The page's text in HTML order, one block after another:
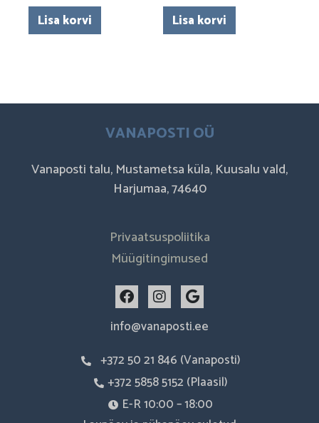
Lisa korvi Lisa korvi
VANAPOSTI OÜ
Vanaposti talu, Mustametsa küla, Kuusalu vald,
Harjumaa, 74640
Privaatsuspoliitika
Müügitingimused
F
a
c
e
o
o
k
I
n
s
t
g
r
a
m
G
o
o
g
e
info@vanaposti.ee
+372 50 21 846 (Vanaposti)
+372 5858 5152 (Plaasil)
E-R 10:00 – 18:00